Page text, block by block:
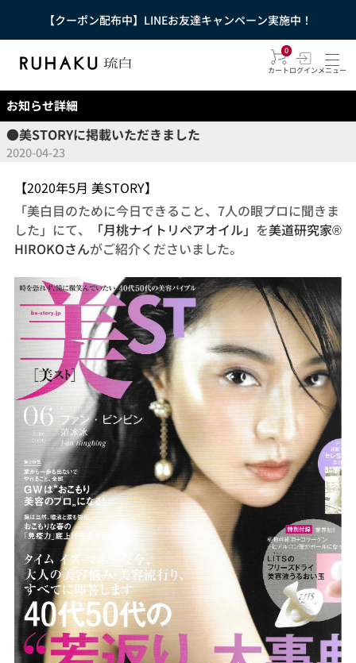
【クーポン配布中】LINEお友達キャンペーン実施中！
0
カートログインメニュー
お知らせ詳細
●美STORYに掲載いただきました
2020-04-23
【2020年5月 美STORY】
「美白目のために今日できること、7人の眼プロに聞きま
した」にて、
「月桃ナイトリペアオイル」 を美道研究家®
HIROKOさんがご紹介くださいました。